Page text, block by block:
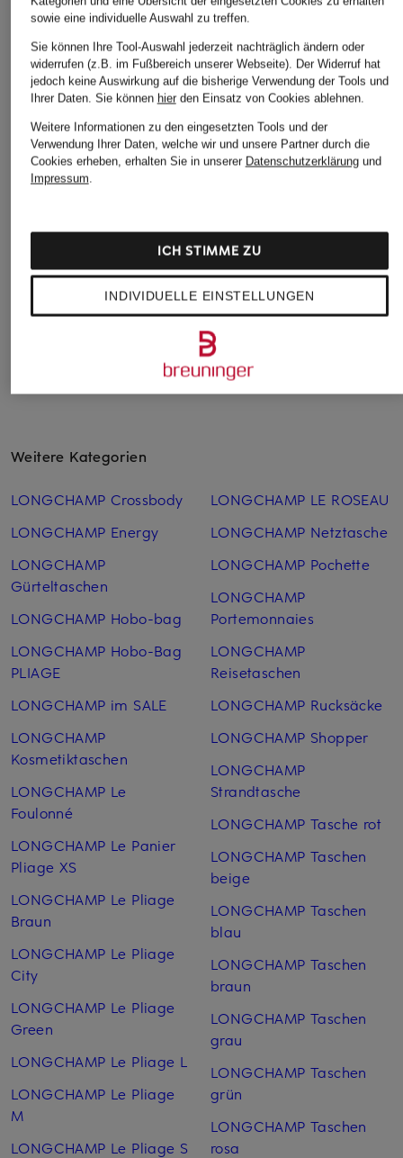
PLIAGE S
115 € 115 €
Weitere Kategorien
LONGCHAMP Crossbody
LONGCHAMP Energy
LONGCHAMP
Gürteltaschen
LONGCHAMP Hobo-bag
LONGCHAMP Hobo-Bag
PLIAGE
LONGCHAMP im SALE
LONGCHAMP
Kosmetiktaschen
LONGCHAMP Le
Foulonné
LONGCHAMP Le Panier
Pliage XS
LONGCHAMP Le Pliage
Braun
LONGCHAMP Le Pliage
City
LONGCHAMP Le Pliage
Green
LONGCHAMP Le Pliage L
LONGCHAMP Le Pliage
M
LONGCHAMP Le Pliage S
LONGCHAMP LE ROSEAU
LONGCHAMP Netztasche
LONGCHAMP Pochette
LONGCHAMP
Portemonnaies
LONGCHAMP
Reisetaschen
LONGCHAMP Rucksäcke
LONGCHAMP Shopper
LONGCHAMP
Strandtasche
LONGCHAMP Tasche rot
LONGCHAMP Taschen
beige
LONGCHAMP Taschen
blau
LONGCHAMP Taschen
braun
LONGCHAMP Taschen
grau
LONGCHAMP Taschen
grün
LONGCHAMP Taschen
rosa
sowie eine individuelle Auswahl zu treffen.
Sie können Ihre Tool-Auswahl jederzeit nachträglich ändern oder
widerrufen (z.B. im Fußbereich unserer Webseite). Der Widerruf hat
jedoch keine Auswirkung auf die bisherige Verwendung der Tools und
Ihrer Daten. Sie können hierden Einsatz von Cookies ablehnen.
Weitere Informationen zu den eingesetzten Tools und der
Verwendung Ihrer Daten, welche wir und unsere Partner durch die
Cookies erheben, erhalten Sie in unserer Datenschutzerklärungund
Impressum.
INDIVIDUELLE EINSTELLUNGEN
ICH STIMME ZU